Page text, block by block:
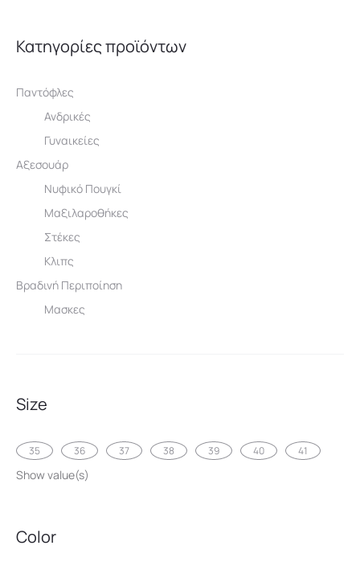
Κατηγορίες προϊόντων
Παντόφλες
Ανδρικές
Γυναικείες
Αξεσουάρ
Νυφικό Πουγκί
Μαξιλαροθήκες
Στέκες
Κλιπς
Βραδινή Περιποίηση
Μασκες
Size
35 36 37 38 39 40 41
Show value(s)
Color